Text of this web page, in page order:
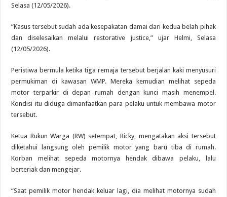
Selasa (12/05/2026).
“Kasus tersebut sudah ada kesepakatan damai dari kedua belah pihak
dan diselesaikan melalui restorative justice,” ujar Helmi, Selasa
(12/05/2026).
Peristiwa bermula ketika tiga remaja tersebut berjalan kaki menyusuri
permukiman di kawasan WMP. Mereka kemudian melihat sepeda
motor terparkir di depan rumah dengan kunci masih menempel.
Kondisi itu diduga dimanfaatkan para pelaku untuk membawa motor
tersebut.
Ketua Rukun Warga (RW) setempat, Ricky, mengatakan aksi tersebut
diketahui langsung oleh pemilik motor yang baru tiba di rumah.
Korban melihat sepeda motornya hendak dibawa pelaku, lalu
berteriak dan mengejar.
“Saat pemilik motor hendak keluar lagi, dia melihat motornya sudah